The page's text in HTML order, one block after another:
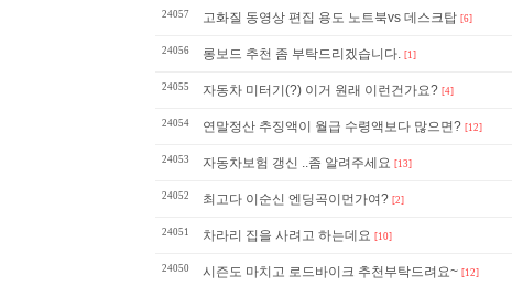
24057 고화질 동영상 편집 용도 노트북vs 데스크탑 [6]
24056 롱보드 추천 좀 부탁드리겠습니다. [1]
24055 자동차 미터기(?) 이거 원래 이런건가요? [4]
24054 연말정산 추징액이 월급 수령액보다 많으면? [12]
24053 자동차보험 갱신 ..좀 알려주세요 [13]
24052 최고다 이순신 엔딩곡이먼가여? [2]
24051 차라리 집을 사려고 하는데요 [10]
24050 시즌도 마치고 로드바이크 추천부탁드려요~ [12]